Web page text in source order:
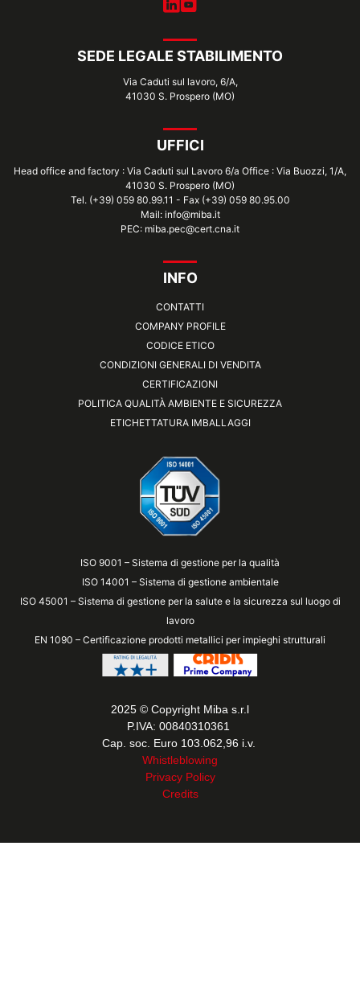
SEDE LEGALE STABILIMENTO
Via Caduti sul lavoro, 6/A,
41030 S. Prospero (MO)
UFFICI
Head office and factory : Via Caduti sul Lavoro 6/a Office : Via Buozzi, 1/A,
41030 S. Prospero (MO)
Tel. (+39) 059 80.99.11 - Fax (+39) 059 80.95.00
Mail: info@miba.it
PEC: miba.pec@cert.cna.it
INFO
CONTATTI
COMPANY PROFILE
CODICE ETICO
CONDIZIONI GENERALI DI VENDITA
CERTIFICAZIONI
POLITICA QUALITÀ AMBIENTE E SICUREZZA
ETICHETTATURA IMBALLAGGI
ISO 9001 – Sistema di gestione per la qualità
ISO 14001 – Sistema di gestione ambientale
ISO 45001 – Sistema di gestione per la salute e la sicurezza sul luogo di
lavoro
EN 1090 – Certificazione prodotti metallici per impieghi strutturali
2025 © Copyright Miba s.r.l
P.IVA: 00840310361
Cap. soc. Euro 103.062,96 i.v.
Whistleblowing
Privacy Policy
Credits